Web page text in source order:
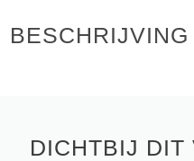
BESCHRIJVING
DICHTBIJ DIT